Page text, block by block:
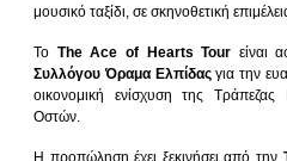
μουσικό ταξίδι, σε σκηνοθετική
Το The Ace of Hearts Tour είναι
Συλλόγου Όραμα Ελπίδαςγια την
οικονομική ενίσχυση της
Οστών.
Η προπώληση έχει ξεκινήσει από την